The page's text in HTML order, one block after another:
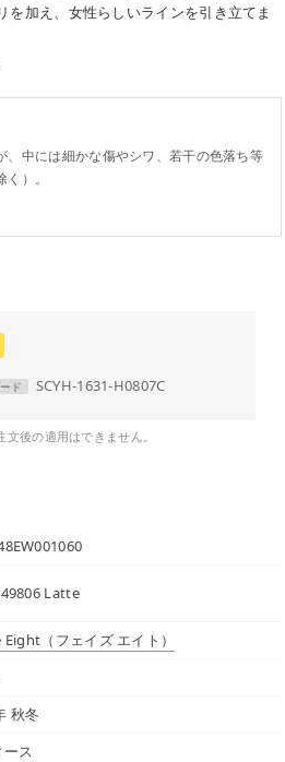
加え、女性らしいラインを引き立てま
中には細かな傷やシワ、若干の色落ち等
）。
ド SCYH-1631-H0807C
後の適用はできません。
Latte
Eight （フェイズ エイト）
秋冬
ス